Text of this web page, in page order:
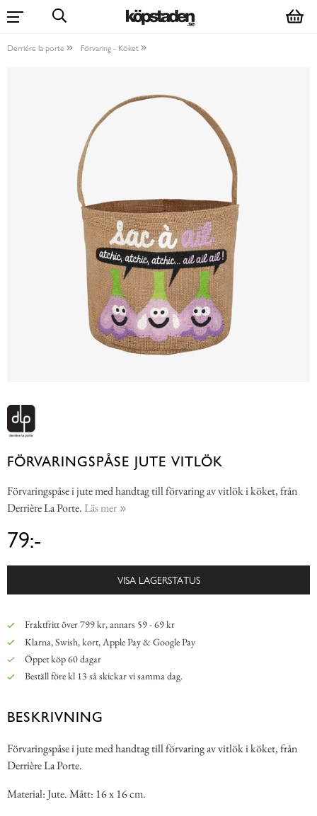
Derriére la porte Förvaring - Köket
FÖRVARINGSPÅSE JUTE VITLÖK
Förvaringspåse i jute med handtag till förvaring av vitlök i köket, från
Derrière La Porte. Läs mer
79:-
VISA LAGERSTATUS
Fraktfritt över 799 kr, annars 59 - 69 kr
Klarna, Swish, kort, Apple Pay & Google Pay
Öppet köp 60 dagar
Beställ före kl 13 så skickar vi samma dag.
BESKRIVNING
Förvaringspåse i jute med handtag till förvaring av vitlök i köket, från
Derrière La Porte.
Material: Jute. Mått: 16 x 16 cm.